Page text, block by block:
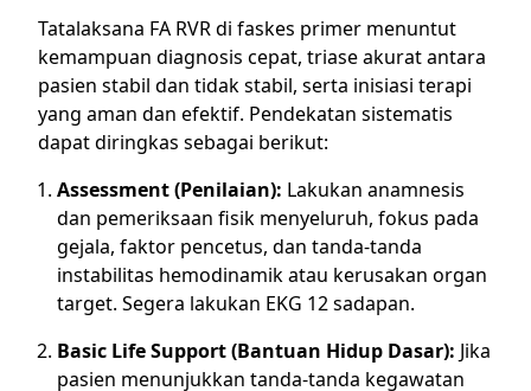
Tatalaksana FA RVR di faskes primer menuntut
kemampuan diagnosis cepat, triase akurat antara
pasien stabil dan tidak stabil, serta inisiasi terapi
yang aman dan efektif. Pendekatan sistematis
dapat diringkas sebagai berikut:
Assessment (Penilaian): Lakukan anamnesis
dan pemeriksaan fisik menyeluruh, fokus pada
gejala, faktor pencetus, dan tanda-tanda
instabilitas hemodinamik atau kerusakan organ
target. Segera lakukan EKG 12 sadapan.
Basic Life Support (Bantuan Hidup Dasar): Jika
pasien menunjukkan tanda-tanda kegawatan